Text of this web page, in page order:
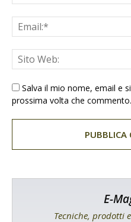
Salva il mio nome, email e
prossima volta che commento.
E-
Tecniche, prodotti